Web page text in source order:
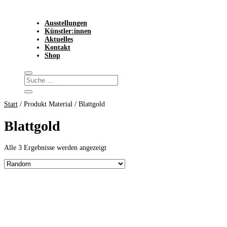
Ausstellungen
Künstler:innen
Aktuelles
Kontakt
Shop
Start / Produkt Material / Blattgold
Blattgold
Alle 3 Ergebnisse werden angezeigt